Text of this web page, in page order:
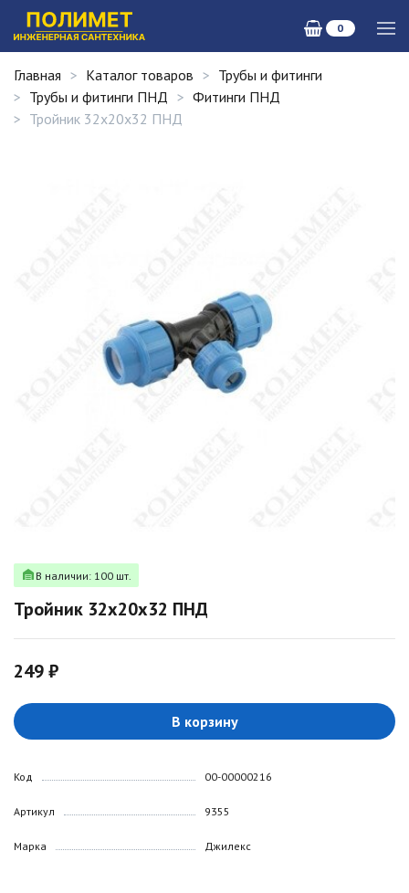
0
Главная Каталог товаров
Трубы и фитинги
Трубы и фитинги ПНД
Фитинги ПНД
Тройник 32х20х32 ПНД
В наличии: 100 шт.
Тройник 32х20х32 ПНД
249 ₽
В корзину
Код
Артикул
Марка
00-00000216
9355
Джилекс